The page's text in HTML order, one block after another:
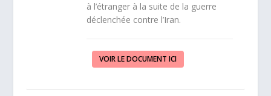
à l’étranger à la suite de la guerre
déclenchée contre l’Iran.
VOIR LE DOCUMENT ICI